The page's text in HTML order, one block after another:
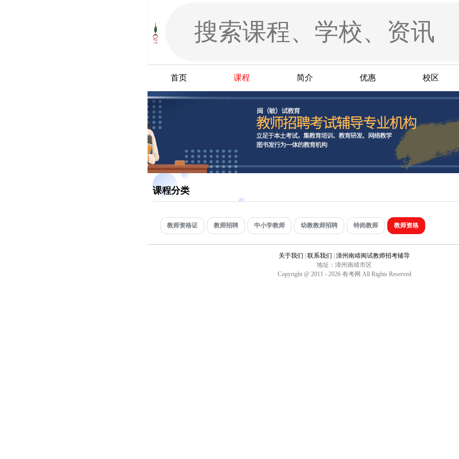
首页 课程 简介 优惠 校区
课程分类
教师资格证 教师招聘 中小学教师 幼教教师招聘 特岗教师 教师资格
关于我们 | 联系我们 | 漳州南靖闽试教师招考辅导
地址：漳州南靖市区
Copyright @ 2011 - 2026 有考网 All Rights Reserved